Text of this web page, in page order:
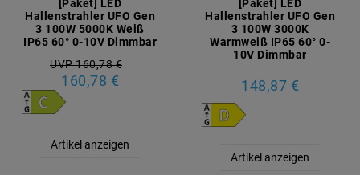
[Paket] LED
Hallenstrahler UFO Gen
3 100W 5000K Weiß
IP65 60° 0-10V Dimmbar
UVP 160,78 €
160,78 €
Artikel anzeigen
[Paket] LED
Hallenstrahler UFO Gen
3 100W 3000K
Warmweiß IP65 60° 0-
10V Dimmbar
148,87 €
Artikel anzeigen